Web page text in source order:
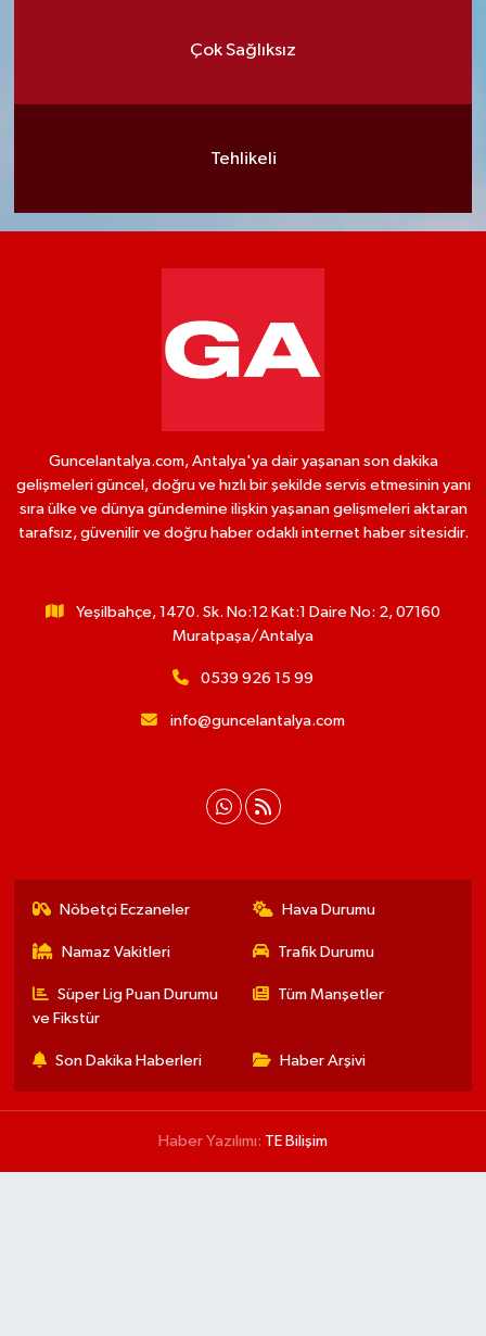
Çok Sağlıksız
Tehlikeli
Guncelantalya.com, Antalya'ya dair yaşanan son dakika
gelişmeleri güncel, doğru ve hızlı bir şekilde servis etmesinin yanı
sıra ülke ve dünya gündemine ilişkin yaşanan gelişmeleri aktaran
tarafsız, güvenilir ve doğru haber odaklı internet haber sitesidir.
Yeşilbahçe, 1470. Sk. No:12 Kat:1 Daire No: 2, 07160
Muratpaşa/Antalya
0539 926 15 99
info@guncelantalya.com
Nöbetçi Eczaneler Hava Durumu
Namaz Vakitleri Trafik Durumu
Süper Lig Puan Durumu
ve Fikstür
Tüm Manşetler
Son Dakika Haberleri Haber Arşivi
Haber Yazılımı: TE Bilişim